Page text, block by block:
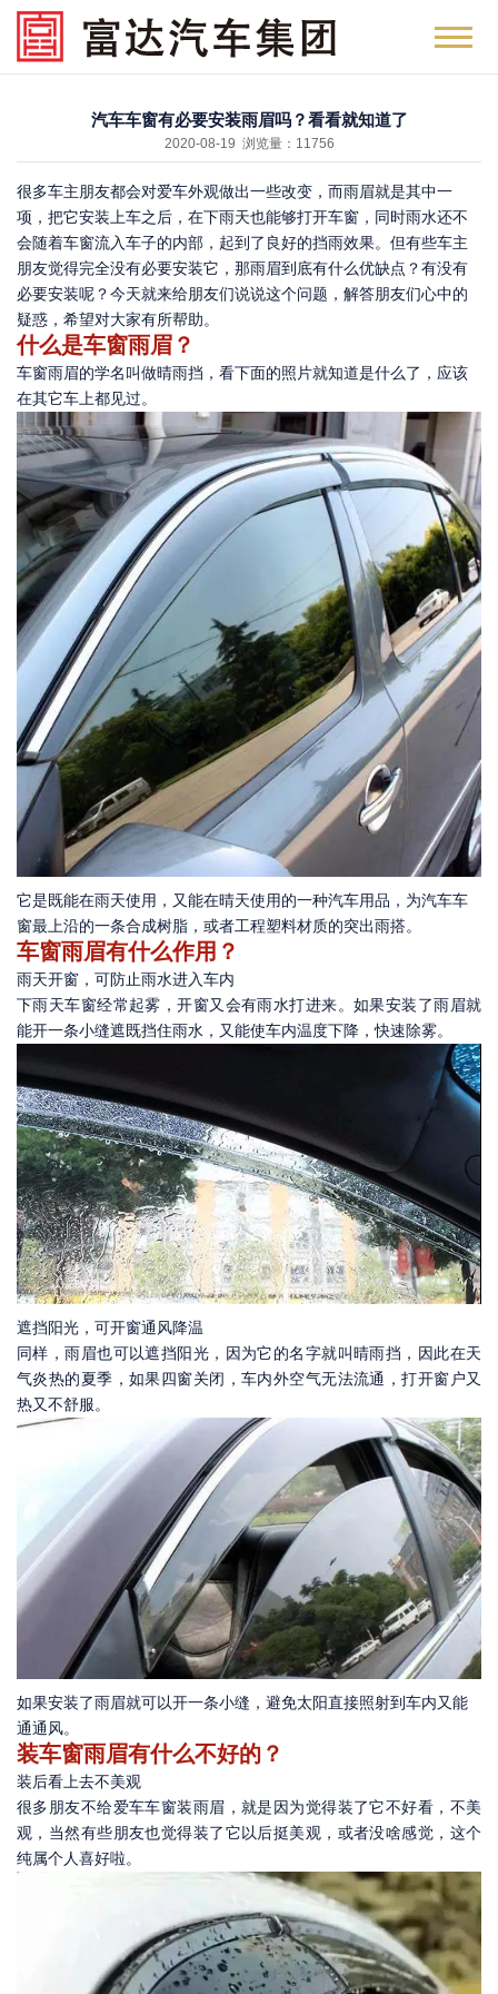
汽车车窗有必要安装雨眉吗？看看就知道了
2020-08-19 浏览量：11756
很多车主朋友都会对爱车外观做出一些改变，而雨眉就是其中一
项，把它安装上车之后，在下雨天也能够打开车窗，同时雨水还不
会随着车窗流入车子的内部，起到了良好的挡雨效果。但有些车主
朋友觉得完全没有必要安装它，那雨眉到底有什么优缺点？有没有
必要安装呢？今天就来给朋友们说说这个问题，解答朋友们心中的
疑惑，希望对大家有所帮助。
什么是车窗雨眉？
车窗雨眉的学名叫做晴雨挡，看下面的照片就知道是什么了，应该
在其它车上都见过。
它是既能在雨天使用，又能在晴天使用的一种汽车用品，为汽车车
窗最上沿的一条合成树脂，或者工程塑料材质的突出雨搭。
车窗雨眉有什么作用？
雨天开窗，可防止雨水进入车内
下雨天车窗经常起雾，开窗又会有雨水打进来。如果安装了雨眉就
能开一条小缝遮既挡住雨水，又能使车内温度下降，快速除雾。
遮挡阳光，可开窗通风降温
同样，雨眉也可以遮挡阳光，因为它的名字就叫晴雨挡，因此在天
气炎热的夏季，如果四窗关闭，车内外空气无法流通，打开窗户又
热又不舒服。
如果安装了雨眉就可以开一条小缝，避免太阳直接照射到车内又能
通通风。
装车窗雨眉有什么不好的？
装后看上去不美观
很多朋友不给爱车车窗装雨眉，就是因为觉得装了它不好看，不美
观，当然有些朋友也觉得装了它以后挺美观，或者没啥感觉，这个
纯属个人喜好啦。